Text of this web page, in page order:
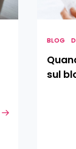
blog
BLOG
sul